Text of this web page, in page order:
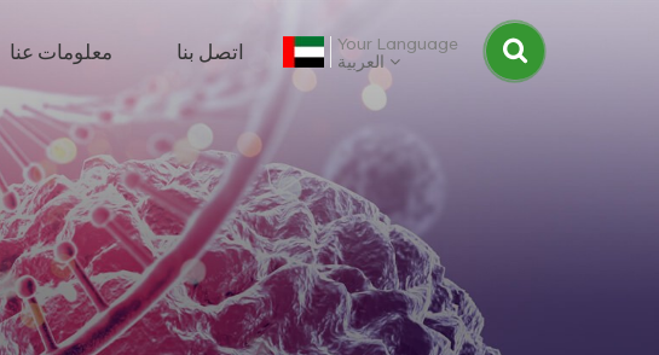
معلومات عنا اتصل بنا Your Language
العربية